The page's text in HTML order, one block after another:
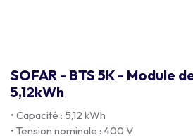
SOFAR - BTS 5K - Module
5,12kWh
• Capacité : 5,12 kWh
• Tension nominale : 400 V